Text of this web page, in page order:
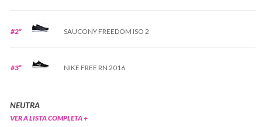
#2º SAUCONY FREEDOM ISO 2
#3º NIKE FREE RN 2016
NEUTRA
VER A LISTA COMPLETA +